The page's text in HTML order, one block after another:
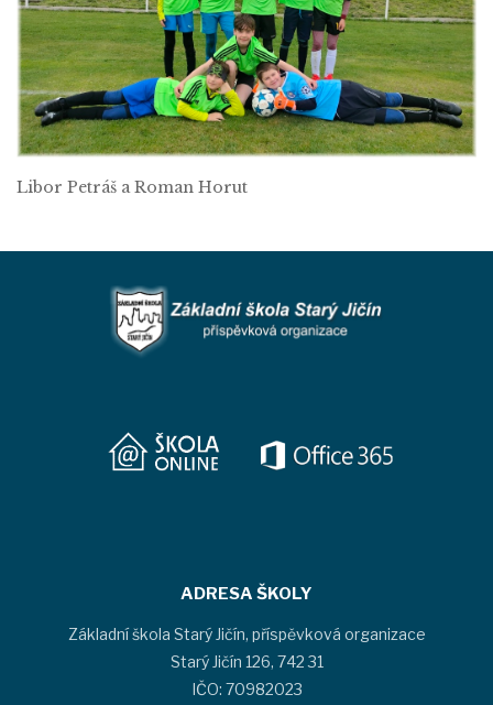
Libor Petráš a Roman Horut
ADRESA ŠKOLY
Základní škola Starý Jičín, příspěvková organizace
Starý Jičín 126, 742 31
IČO: 70982023